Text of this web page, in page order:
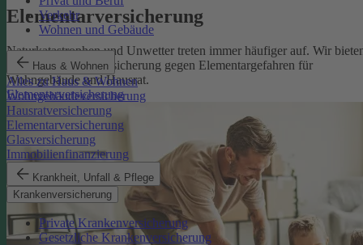
Verkehr
Wohnen und Gebäude
Haus & Wohnen
Alles zu Haus & Wohnen
Wohngebäudeversicherung
Hausratversicherung
Elementarversicherung
Glasversicherung
Immobilienfinanzierung
Krankheit, Unfall & Pflege
Krankenversicherung
Private Krankenversicherung
Gesetzliche Krankenversicherung
Elementarversicherung
Naturkatastrophen und Unwetter treten immer häufiger auf. Wir
eine zuverlässige Absicherung gegen Elementargefahren für
Wohngebäude und Hausrat.
Elementarversicherung